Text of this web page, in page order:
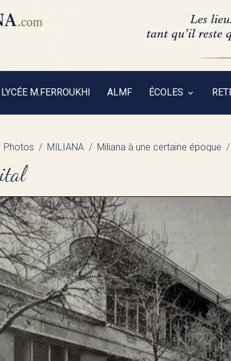
LYCÉE M.FERROUKHI ALMF ÉCOLES
Photos MILIANA Miliana à une certaine époque